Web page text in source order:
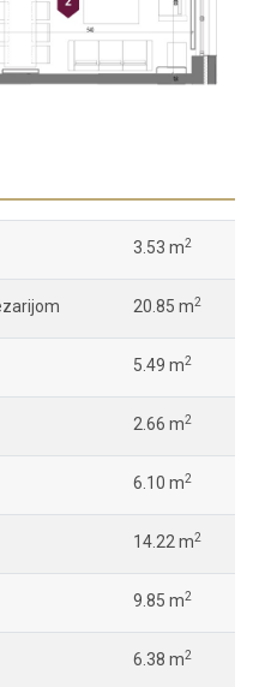
3.53 m2
20.85 m2
5.49 m2
2.66 m2
6.10 m2
14.22 m2
9.85 m2
6.38 m2